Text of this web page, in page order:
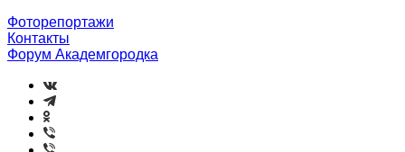
Фоторепортажи
Контакты
Форум Академгородка